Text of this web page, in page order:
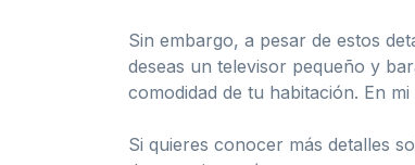
Sin embargo, a pesar de estos
deseas un televisor pequeño y
comodidad de tu habitación. En
Si quieres conocer más detalles